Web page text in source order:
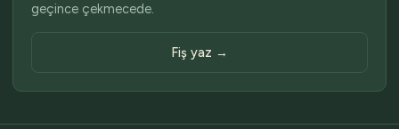
geçince çekmecede.
Fiş yaz →